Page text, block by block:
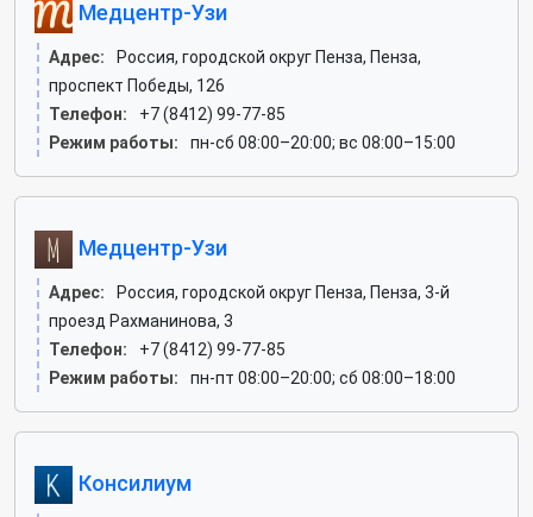
Медцентр-Узи
Адрес:
Россия, городской округ Пенза, Пенза,
проспект Победы, 126
Телефон:
+7 (8412) 99-77-85
Режим работы:
пн-сб 08:00–20:00; вс 08:00–15:00
Медцентр-Узи
Адрес:
Россия, городской округ Пенза, Пенза, 3-й
проезд Рахманинова, 3
Телефон:
+7 (8412) 99-77-85
Режим работы:
пн-пт 08:00–20:00; сб 08:00–18:00
Консилиум